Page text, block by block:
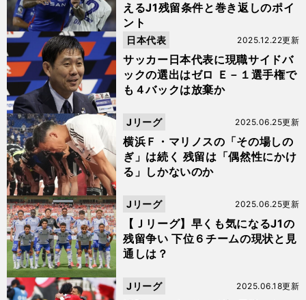
えるJ1残留条件と巻き返しのポイ
ント
サッカー日本代表に現職サイドバ
ックの選出はゼロ Ｅ－１選手権で
も４バックは放棄か
2025.12.22更新
日本代表
横浜Ｆ・マリノスの「その場しの
ぎ」は続く 残留は「偶然性にかけ
る」しかないのか
2025.06.25更新
Jリーグ
【Ｊリーグ】早くも気になるJ1の
残留争い 下位６チームの現状と見
通しは？
2025.06.25更新
Jリーグ
2025.06.18更新
Jリーグ